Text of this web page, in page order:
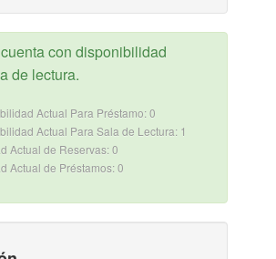
con disponibilidad
de lectura.
Actual Para Préstamo: 0
Actual Para Sala de Lectura: 1
Actual de Reservas: 0
Actual de Préstamos: 0